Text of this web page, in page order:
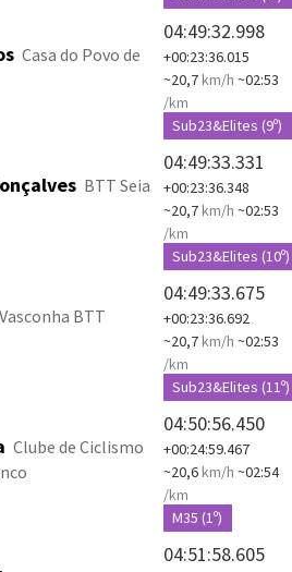
Casa do Povo de
04:49:32.998
+00:23:36.015
~20,7km/h ~02:53
/km
Sub23&Elites (9º)
BTT Seia
04:49:33.331
+00:23:36.348
~20,7km/h ~02:53
/km
Sub23&Elites (10º)
Vasconha BTT
04:49:33.675
+00:23:36.692
~20,7km/h ~02:53
/km
Sub23&Elites (11º)
Clube de Ciclismo
04:50:56.450
+00:24:59.467
~20,6km/h ~02:54
/km
M35 (1º)
04:51:58.605